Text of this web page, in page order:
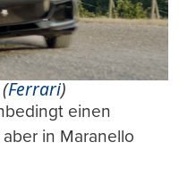
Ferrari)
einen
in Maranello